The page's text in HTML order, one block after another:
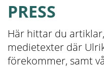
PRESS
Här hittar du
medietexter där
förekommer, samt